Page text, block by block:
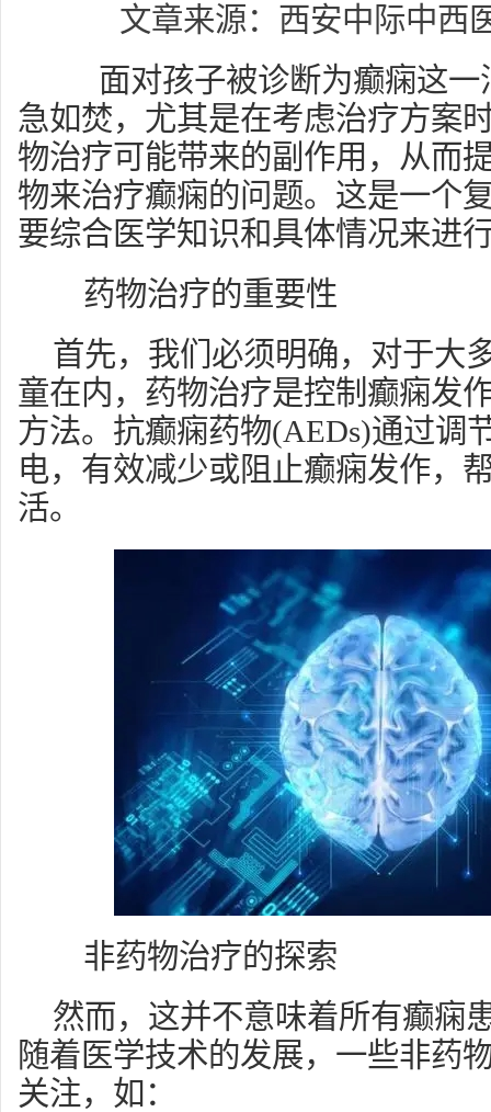
文章来源：西安中际中西
面对孩子被诊断为癫痫这一
急如焚，尤其是在考虑治疗方案
物治疗可能带来的副作用，从而
物来治疗癫痫的问题。这是一个
要综合医学知识和具体情况来进
药物治疗的重要性
首先，我们必须明确，对于大
童在内，药物治疗是控制癫痫发
方法。抗癫痫药物(AEDs)通过调
电，有效减少或阻止癫痫发作，
活。
非药物治疗的探索
然而，这并不意味着所有癫痫
随着医学技术的发展，一些非药
关注，如：